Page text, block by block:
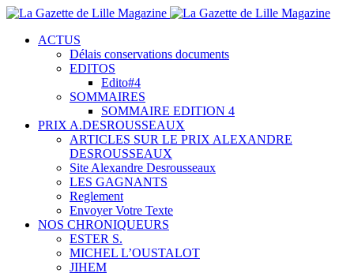
ACTUS
Délais conservations documents
EDITOS
Edito#4
SOMMAIRES
SOMMAIRE EDITION 4
PRIX A.DESROUSSEAUX
ARTICLES SUR LE PRIX ALEXANDRE
DESROUSSEAUX
Site Alexandre Desrousseaux
LES GAGNANTS
Reglement
Envoyer Votre Texte
NOS CHRONIQUEURS
ESTER S.
MICHEL L’OUSTALOT
JIHEM